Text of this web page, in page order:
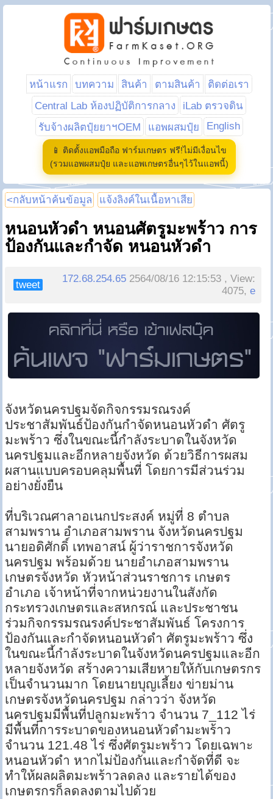
หน้าแรก บทความ สินค้า ตามสินค้า
ติดต่อเรา
Central Lab ห้องปฏิบัติการกลาง
iLab ตรวจดิน
รับจ้างผลิตปุ๋ยยาฯOEM
แอพผสมปุ๋ย English
📱 ติดตั้งแอพมือถือ ฟาร์มเกษตร ฟรี!ไม่มีเงื่อนไข
(รวมแอพผสมปุ๋ย และแอพเกษตรอื่นๆไว้ในแอพนี้)
<กลับหน้าค้นข้อมูล แจ้งลิงค์ในเนื้อหาเสีย
หนอนหัวดำ หนอนศัตรูมะพร้าว การ
ป้องกันและกำจัด หนอนหัวดำ
tweet
172.68.254.65 2564/08/16 12:15:53 , View:
4075,e
จังหวัดนครปฐมจัดกิจกรรมรณรงค์
ประชาสัมพันธ์ป้องกันกำจัดหนอนหัวดำ ศัตรู
มะพร้าว ซึ่งในขณะนี้กำลังระบาดในจังหวัด
นครปฐมและอีกหลายจังหวัด ด้วยวิธีการผสม
ผสานแบบครอบคลุมพื้นที่ โดยการมีส่วนร่วม
อย่างยั่งยืน
ที่บริเวณศาลาอเนกประสงค์ หมู่ที่ 8 ตำบล
สามพราน อำเภอสามพราน จังหวัดนครปฐม
นายอดิศักดิ์ เทพอาสน์ ผู้ว่าราชการจังหวัด
นครปฐม พร้อมด้วย นายอำเภอสามพราน
เกษตรจังหวัด หัวหน้าส่วนราชการ เกษตร
อำเภอ เจ้าหน้าที่จากหน่วยงานในสังกัด
กระทรวงเกษตรและสหกรณ์ และประชาชน
ร่วมกิจกรรมรณรงค์ประชาสัมพันธ์ โครงการ
ป้องกันและกำจัดหนอนหัวดำ ศัตรูมะพร้าว ซึ่ง
ในขณะนี้กำลังระบาดในจังหวัดนครปฐมและอีก
หลายจังหวัด สร้างความเสียหายให้กับเกษตรกร
เป็นจำนวนมาก โดยนายบุญเลี้ยง ข่ายม่าน
เกษตรจังหวัดนครปฐม กล่าวว่า จังหวัด
นครปฐมมีพื้นที่ปลูกมะพร้าว จำนวน 7_112 ไร่
มีพื้นที่การระบาดของหนอนหัวดำมะพร้าว
จำนวน 121.48 ไร่ ซึ่งศัตรูมะพร้าว โดยเฉพาะ
หนอนหัวดำ หากไม่ป้องกันและกำจัดที่ดี จะ
ทำให้ผลผลิตมะพร้าวลดลง และรายได้ของ
เกษตรกรก็ลดลงตามไปด้วย